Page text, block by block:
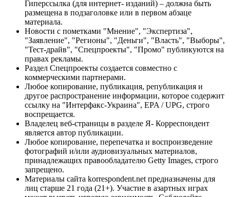
Гиперссылка (для интернет- изданий) – должна быть
размещена в подзаголовке или в первом абзаце
материала.
Новости с пометками "Мнение", "Экспертиза",
"Заявление", "Регионы", "Деньги", "Власть", "Выборы",
"Тест-драйв", "Спецпроекты", "Промо" публикуются на
правах рекламы.
Раздел Спецпроекты создается совместно с
коммерческими партнерами.
Любое копирование, публикация, републикация и
другое распространение информации, которое содержит
ссылку на "Интерфакс-Украина", EPA / UPG, строго
воспрещается.
Владелец веб-страницы в разделе Я- Корреспондент
является автор публикации.
Любое копирование, перепечатка и воспроизведение
фотографий и/или аудиовизуальных материалов,
принадлежащих правообладателю Getty Images, строго
запрещено.
Материалы сайта korrespondent.net предназначены для
лиц старше 21 года (21+). Участие в азартных играх